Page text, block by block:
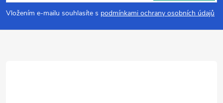
p
a
Vložením e-mailu souhlasíte s podmínkami ochrany osobních údajů